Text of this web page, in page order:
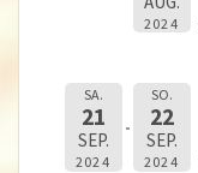
2024
SA.
21
SEP.
2024
SO.
22
SEP.
2024